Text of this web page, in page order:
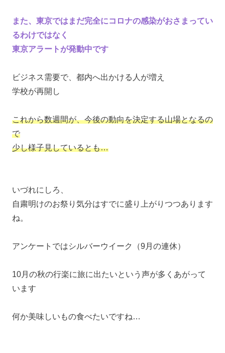
また、東京ではまだ完全にコロナの感染がおさまってい
るわけではなく
東京アラートが発動中です
ビジネス需要で、都内へ出かける人が増え
学校が再開し
これから数週間が、今後の動向を決定する山場となるの
で
少し様子見しているとも…
いづれにしろ、
自粛明けのお祭り気分はすでに盛り上がりつつあります
ね。
アンケートではシルバーウイーク（9月の連休）
10月の秋の行楽に旅に出たいという声が多くあがって
います
何か美味しいもの食べたいですね…